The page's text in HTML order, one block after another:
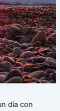
día con